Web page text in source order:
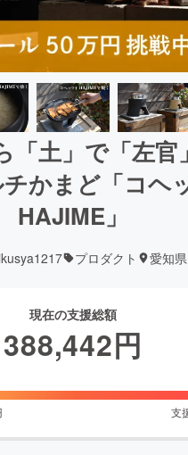
「土」で「左官
かまど「コヘ
HAJIME」
プロダクト 愛知県
現在の支援総額
388,442円
支